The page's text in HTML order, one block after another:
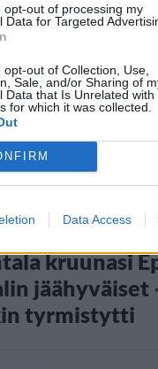
opt-out of processing my
Data for Targeted
opt-out of Collection, Use,
Sale, and/or Sharing of
Data that Is Unrelated with
for which it was collected.
Data Access
kruunasi
tyrmistytti